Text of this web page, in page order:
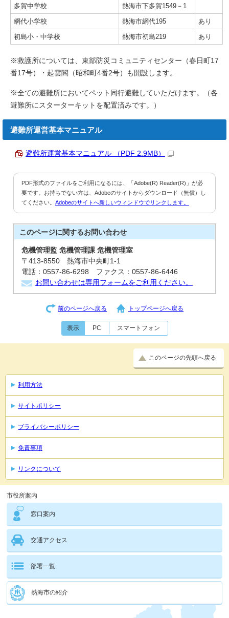
多賀中学校
熱海市下多賀1549－1
網代小学校
熱海市網代195
あり
初島小・中学校
熱海市初島219 あり
※救護所については、東部防災コミュニティセンター（春日町17
番17号）・起雲閣（昭和町4番2号）も開設します。
※全ての避難所においてペット同行避難していただけます。（各
避難所にスターターキットを配置済みです。）
避難所運営基本マニュアル
避難所運営基本マニュアル （PDF 2.9MB）
PDF形式のファイルをご利用になるには、「Adobe(R) Reader(R)」が必
要です。お持ちでない方は、Adobeのサイトからダウンロード（無償）し
てください。 Adobeのサイトへ新しいウィンドウでリンクします。
このページに関するお問い合わせ
危機管理監 危機管理課 危機管理室
〒413-8550 熱海市中央町1-1
電話：0557-86-6298 ファクス：0557-86-6446
お問い合わせは専用フォームをご利用ください。
前のページへ戻る トップページへ戻る
表示 PC スマートフォン
このページの先頭へ戻る
利用方法
サイトポリシー
プライバシーポリシー
免責事項
リンクについて
市役所案内
窓口案内
交通アクセス
部署一覧
熱海市の紹介